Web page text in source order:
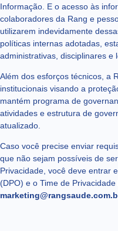
Informação. E o acesso às
colaboradores da Rang e
utilizarem indevidamente
políticas internas adotadas,
administrativas, disciplinares e
Além dos esforços técnicos, a
institucionais visando a
mantém programa de
atividades e estrutura de
atualizado.
Caso você precise enviar
que não sejam possíveis de
Privacidade, você deve entrar
(DPO) e o Time de